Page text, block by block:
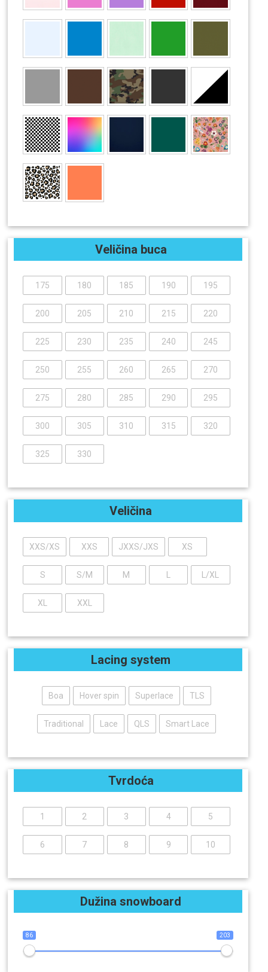
Veličina buca
175 180 185 190 195
200 205 210 215 220
225 230 235 240 245
250 255 260 265 270
275 280 285 290 295
300 305 310 315 320
325 330
Veličina
XXS/XS XXS JXXS/JXS XS
S S/M M L/XL
XL XXL
Lacing system
Boa Hover spin Superlace TLS
Traditional Lace QLS Smart Lace
Tvrdoća
1 2 3 4 5
6 7 8 9 10
Dužina snowboard
86 203